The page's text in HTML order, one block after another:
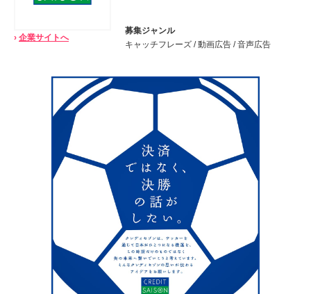
› 企業サイトへ
募集ジャンル
キャッチフレーズ / 動画広告 / 音声広告